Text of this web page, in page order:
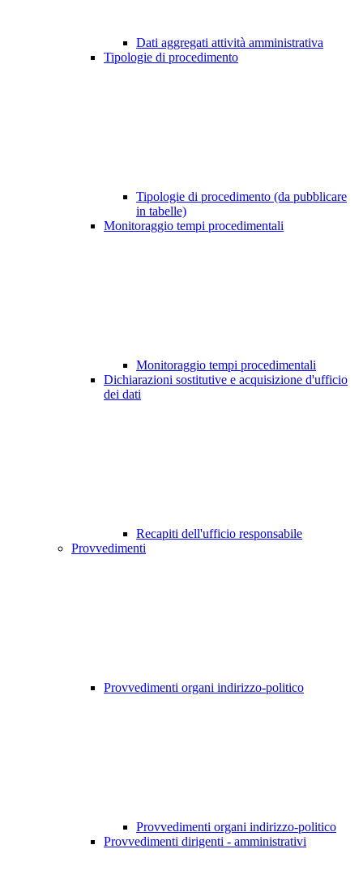
Dati aggregati attività amministrativa
Tipologie di procedimento
Tipologie di procedimento (da pubblicare
in tabelle)
Monitoraggio tempi procedimentali
Monitoraggio tempi procedimentali
Dichiarazioni sostitutive e acquisizione d'ufficio
dei dati
Recapiti dell'ufficio responsabile
Provvedimenti
Provvedimenti organi indirizzo-politico
Provvedimenti organi indirizzo-politico
Provvedimenti dirigenti - amministrativi